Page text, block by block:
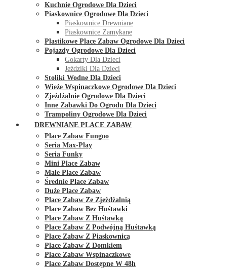
Kuchnie Ogrodowe Dla Dzieci
Piaskownice Ogrodowe Dla Dzieci
Piaskownice Drewniane
Piaskownice Zamykane
Plastikowe Place Zabaw Ogrodowe Dla Dzieci
Pojazdy Ogrodowe Dla Dzieci
Gokarty Dla Dzieci
Jeździki Dla Dzieci
Stoliki Wodne Dla Dzieci
Wieże Wspinaczkowe Ogrodowe Dla Dzieci
Zjeżdżalnie Ogrodowe Dla Dzieci
Inne Zabawki Do Ogrodu Dla Dzieci
Trampoliny Ogrodowe Dla Dzieci
DREWNIANE PLACE ZABAW
Place Zabaw Fungoo
Seria Max-Play
Seria Funky
Mini Place Zabaw
Małe Place Zabaw
Średnie Place Zabaw
Duże Place Zabaw
Place Zabaw Ze Zjeżdżalnią
Place Zabaw Bez Huśtawki
Place Zabaw Z Huśtawką
Place Zabaw Z Podwójną Huśtawką
Place Zabaw Z Piaskownicą
Place Zabaw Z Domkiem
Place Zabaw Wspinaczkowe
Place Zabaw Dostępne W 48h